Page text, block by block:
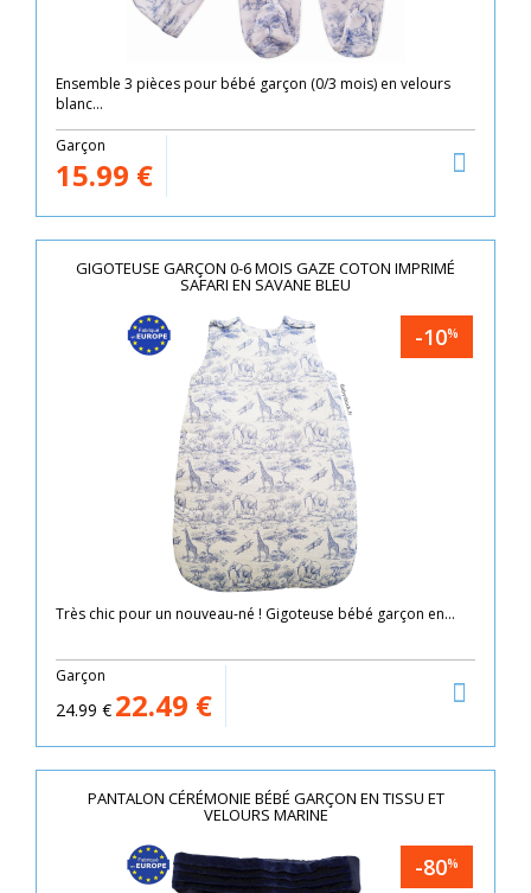
Ensemble 3 pièces pour bébé garçon (0/3 mois) en velours
blanc...
Garçon
15.99 €
GIGOTEUSE GARÇON 0-6 MOIS GAZE COTON IMPRIMÉ
SAFARI EN SAVANE BLEU
-10%
Très chic pour un nouveau-né ! Gigoteuse bébé garçon en...
Garçon
24.99 € 22.49 €
PANTALON CÉRÉMONIE BÉBÉ GARÇON EN TISSU ET
VELOURS MARINE
-80%